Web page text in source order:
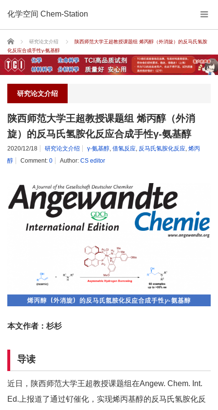
化学空间 Chem-Station
Home 研究论文介绍
陕西师范大学王超教授课题组 烯丙醇（外消旋）的反马氏氢胺
化反应合成手性γ-氨基醇
研究论文介绍
陕西师范大学王超教授课题组 烯丙醇（外消
旋）的反马氏氢胺化反应合成手性γ-氨基醇
2020/12/18 研究论文介绍 γ-氨基醇 借氢反应 反马氏氢胺化反应 烯丙
醇
Comment: 0 Author: CS editor
本文作者：杉杉
导读
近日，陕西师范大学王超教授课题组在Angew. Chem. Int.
Ed.上报道了通过钌催化，实现烯丙基醇的反马氏氢胺化反